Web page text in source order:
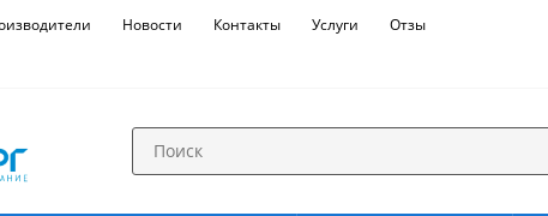
Новости Контакты Услуги Отзывы